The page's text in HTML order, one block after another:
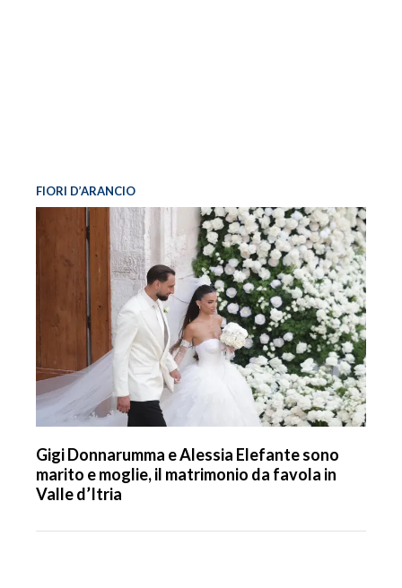
FIORI D’ARANCIO
Gigi Donnarumma e Alessia Elefante sono
marito e moglie, il matrimonio da favola in
Valle d’Itria